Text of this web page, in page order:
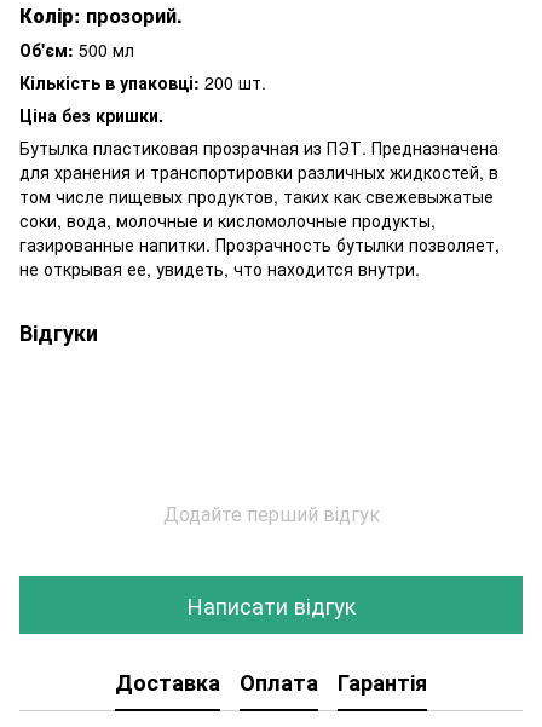
Колір: прозорий.
Об'єм: 500 мл
Кількість в упаковці: 200 шт.
Ціна без кришки.
Бутылка пластиковая прозрачная из ПЭТ. Предназначена
для хранения и транспортировки различных жидкостей, в
том числе пищевых продуктов, таких как свежевыжатые
соки, вода, молочные и кисломолочные продукты,
газированные напитки. Прозрачность бутылки позволяет,
не открывая ее, увидеть, что находится внутри.
Відгуки
Додайте перший відгук
Написати відгук
Доставка Оплата Гарантія